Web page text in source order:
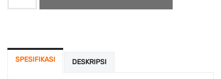
SPESIFIKASI DESKRIPSI